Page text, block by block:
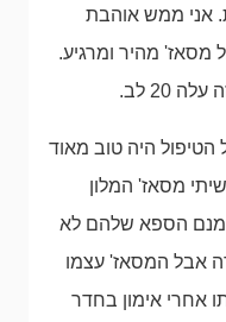
אני ממש אוהבת
מסאז' מהיר ומרגיע.
היה טוב מאוד
מסאז' המלון
אמנם הספא שלהם לא
אבל המסאז' עצמו
אחרי אימון בחדר